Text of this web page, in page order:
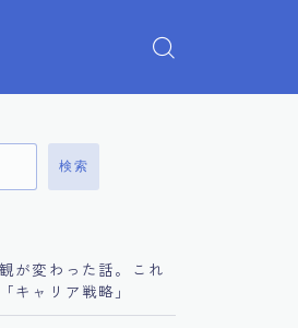
検索
が変わった話。これ
キャリア戦略」